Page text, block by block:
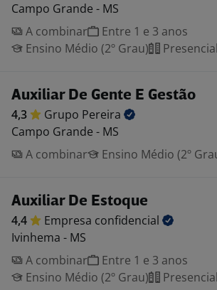
Campo Grande - MS
A combinar
Entre 1 e 3 anos
Ensino Médio (2º Grau)
Presencial
Auxiliar De Gente E Gestão
4,3 Grupo Pereira
Campo Grande - MS
A combinar
Ensino Médio (2º
Auxiliar De Estoque
4,4 Empresa confidencial
Ivinhema - MS
A combinar
Entre 1 e 3 anos
Ensino Médio (2º Grau)
Presencial